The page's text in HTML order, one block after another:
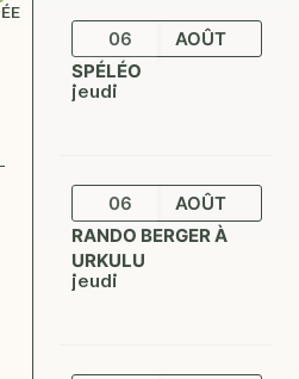
06
AOÛT
SPÉLÉO
jeudi
06
AOÛT
RANDO BERGER À
URKULU
jeudi